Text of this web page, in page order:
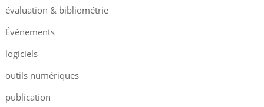
évaluation & bibliométrie
Événements
logiciels
outils numériques
publication